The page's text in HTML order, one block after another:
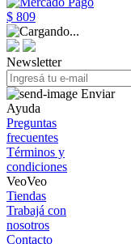
$ 809
Newsletter
Enviar
Ayuda
Preguntas
frecuentes
Términos y
condiciones
VeoVeo
Tiendas
Trabajá con
nosotros
Contacto